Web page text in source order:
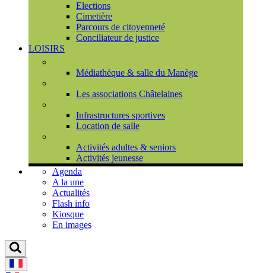
Elections
Cimetière
Parcours de citoyenneté
Conciliateur de justice
LOISIRS
Médiathèque & salle du Manège
Les associations Châtelaines
Infrastructures sportives
Location de salle
Activités adultes & seniors
Activités jeunesse
Agenda
A la une
Actualités
Flash info
Kiosque
En images